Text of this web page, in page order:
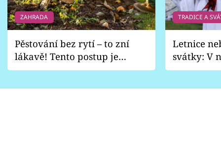
ZAHRADA
Pěstování bez rytí – to zní
lákavě! Tento postup je
vhodný jen pro některé
TRADICE A
Letnice
svátky: V
pondělí